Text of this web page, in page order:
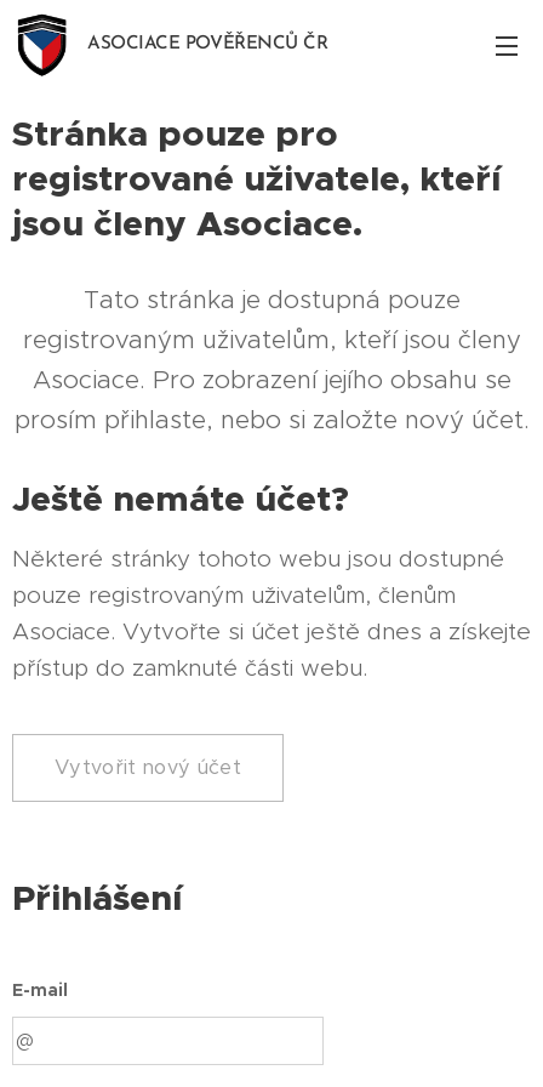
ASOCIACE POVĚŘENCŮ ČR
Stránka pouze pro
registrované uživatele, kteří
jsou členy Asociace.
Tato stránka je dostupná pouze
registrovaným uživatelům, kteří jsou členy
Asociace. Pro zobrazení jejího obsahu se
prosím přihlaste, nebo si založte nový účet.
Ještě nemáte účet?
Některé stránky tohoto webu jsou dostupné
pouze registrovaným uživatelům, členům
Asociace. Vytvořte si účet ještě dnes a získejte
přístup do zamknuté části webu.
Vytvořit nový účet
Přihlášení
E-mail